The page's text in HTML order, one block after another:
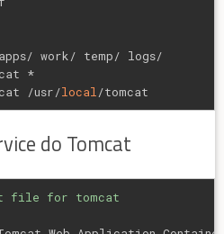
work/ temp/ logs/
*
/usr/local/tomcat
do Tomcat
file for tomcat